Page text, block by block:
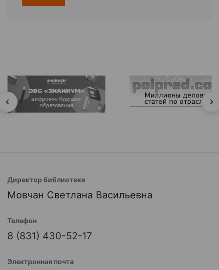
Директор библиотеки
Мовчан Светлана Васильевна
Телефон
8 (831) 430-52-17
Электронная почта